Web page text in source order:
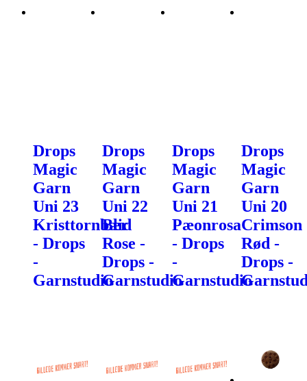
Drops
Magic
Garn
Uni 23
Kristtornbær
- Drops
-
Garnstudio
Drops
Magic
Garn
Uni 22
Blid
Rose -
Drops -
Garnstudio
Drops
Magic
Garn
Uni 21
Pæonrosa
- Drops
-
Garnstudio
Drops
Magic
Garn
Uni 20
Crimson
Rød -
Drops -